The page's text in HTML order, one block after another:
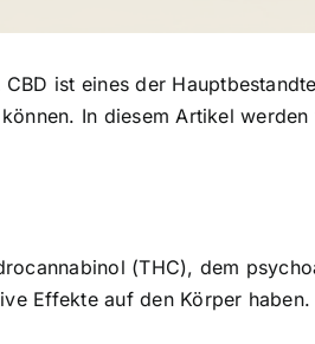
ist eines der
In diesem Artikel werden
(THC), dem
Effekte auf den Körper haben.